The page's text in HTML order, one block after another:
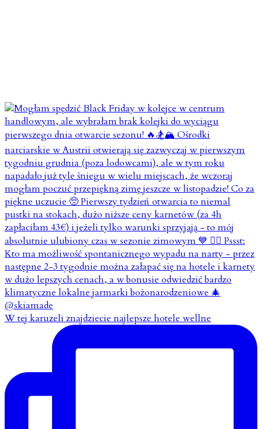
W tej karuzeli znajdziecie najlepsze hotele wellne